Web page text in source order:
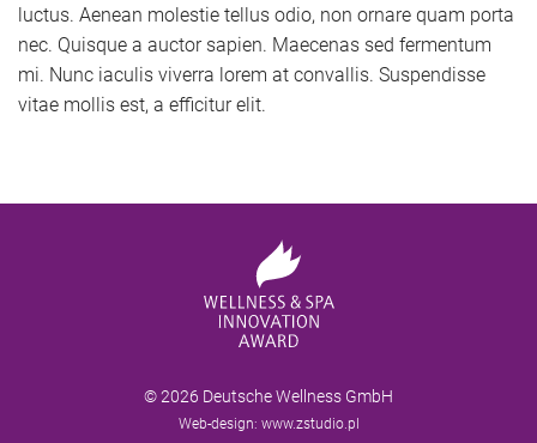
luctus. Aenean molestie tellus odio, non ornare quam porta
nec. Quisque a auctor sapien. Maecenas sed fermentum
mi. Nunc iaculis viverra lorem at convallis. Suspendisse
vitae mollis est, a efficitur elit.
© 2026 Deutsche Wellness GmbH
Web-design: www.zstudio.pl